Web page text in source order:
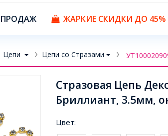
ЖАРКИЕ СКИДКИ ДО 45%
Цепи Цепи со Стразами
Стразовая Цепь
Бриллиант, 3.5мм,
Цвет: